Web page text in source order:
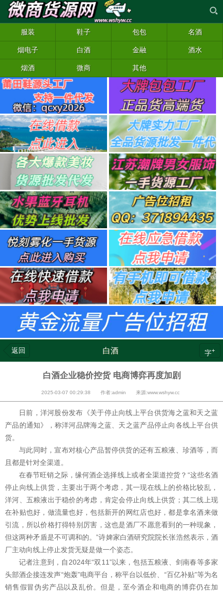
服装 鞋子 包包 名酒
烟电子 白酒 金融 酒水
烟酒 微商 其他
返回 白酒 字+
白酒企业稳价控货 电商博弈再度加剧
2025-03-07 00:29:38 作者:admin 来源:www.wshyw.cc
日前，洋河股份发布《关于停止向线上平台供货海之蓝和天之蓝
产品的通知》，称洋河品牌海之蓝、天之蓝产品停止向各线上平台供
货。
与此同时，宣布对核心产品暂停供货的还有五粮液、珍酒等，而
且都是针对全渠道。
在春节旺销之际，缘何酒企选择线上或者全渠道控货？“这些名酒
停止向线上供货，主要出于两个考虑，其一现在线上的价格比较乱，
洋河、五粮液出于稳价的考虑，肯定会停止向线上供货；其二线上现
在补贴也好，做流量也好，包括新开的网红店也好，都是拿名酒来做
引流，所以价格打得特别厉害，这也是酒厂不愿意看到的一种现象，
但这两种矛盾是不可调和的。”诗婢家白酒研究院院长张浩然表示，酒
厂主动向线上停止发货无疑是做一个姿态。
记者注意到，自2024年“双11”以来，包括五粮液、剑南春等多家
头部酒企接连发声“炮轰”电商平台，称平台以低价、“百亿补贴”等为名
销售假冒伪劣产品以及乱价。但是，至今酒企和电商的博弈仍在加